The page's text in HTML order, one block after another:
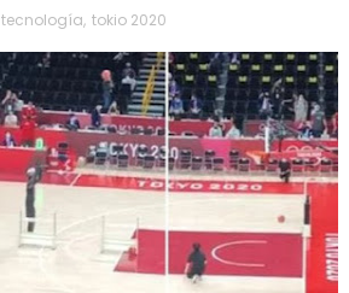
tecnología, tokio 2020